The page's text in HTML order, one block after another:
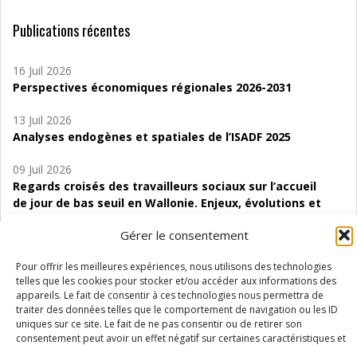
Gérer le consentement
Pour offrir les meilleures expériences, nous utilisons des technologies
telles que les cookies pour stocker et/ou accéder aux informations des
appareils. Le fait de consentir à ces technologies nous permettra de
traiter des données telles que le comportement de navigation ou les ID
uniques sur ce site. Le fait de ne pas consentir ou de retirer son
consentement peut avoir un effet négatif sur certaines caractéristiques et
Publications récentes
16 Juil 2026
Perspectives économiques régionales 2026-2031
13 Juil 2026
Analyses endogènes et spatiales de l’ISADF 2025
09 Juil 2026
Regards croisés des travailleurs sociaux sur l’accueil
de jour de bas seuil en Wallonie. Enjeux, évolutions et
Étude d’évaluabilité des Structures
d’accompagnement à l’autocréation d’emploi (SAACE)
01 Juil 2026
Pénurie du personnel infirmier :quels indicateurs